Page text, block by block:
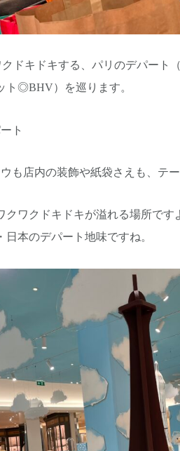
クドキドキする、パリのデパー
ト◎BHV）を巡ります。
ト
も店内の装飾や紙袋さえも、テ
クワクドキドキが溢れる場所で
本のデパート地味ですね。